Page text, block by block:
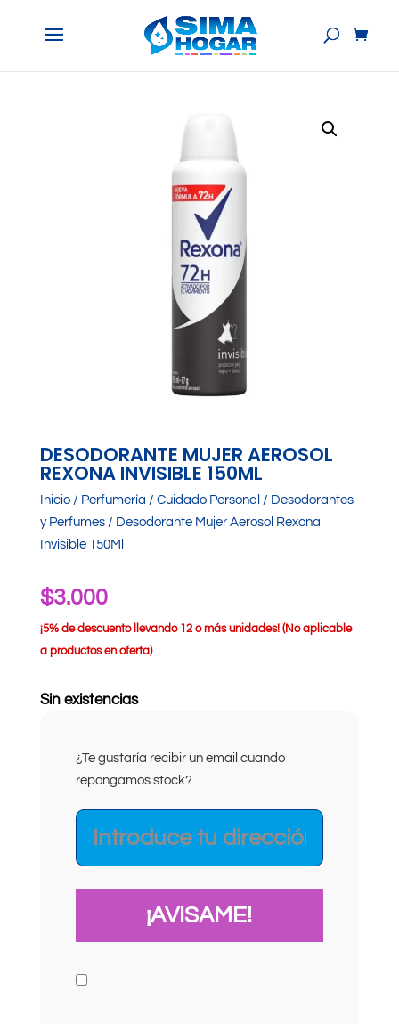
DESODORANTE MUJER AEROSOL
REXONA INVISIBLE 150ML
Inicio/ Perfumería / Cuidado Personal / Desodorantes
y Perfumes/ Desodorante Mujer Aerosol Rexona
Invisible 150Ml
$3.000
¡5% de descuento llevando 12 o más unidades! (No aplicable
a productos en oferta)
Sin existencias
¿Te gustaría recibir un email cuando
repongamos stock?